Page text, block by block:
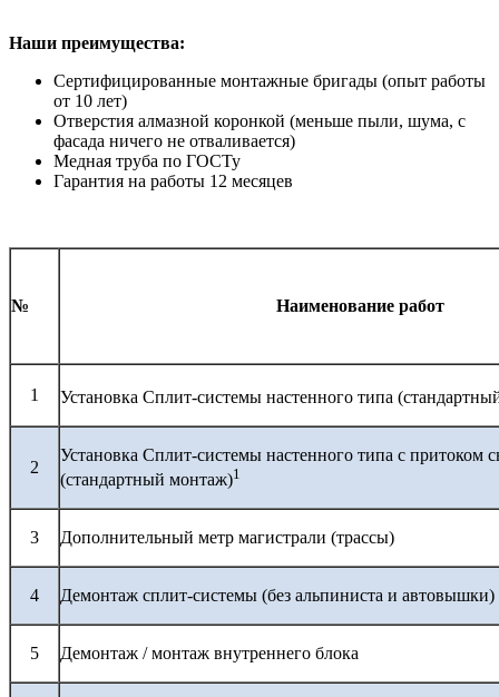
Наши преимущества:
Сертифицированные монтажные бригады (опыт работы
от 10 лет)
Отверстия алмазной коронкой (меньше пыли, шума, с
фасада ничего не отваливается)
Медная труба по ГОСТу
Гарантия на работы 12 месяцев
№ Наименование работ
1 Установка Сплит-системы настенного типа
2
Установка Сплит-системы настенного типа с притоком
(стандартный монтаж)1
3 Дополнительный метр магистрали (трассы)
4 Демонтаж сплит-системы (без альпиниста и автовышки)
5 Демонтаж / монтаж внутреннего блока